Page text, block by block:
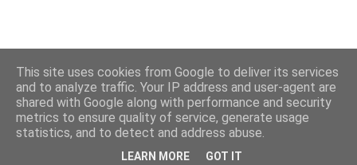
This site uses cookies from Google to deliver its services
and to analyze traffic. Your IP address and user-agent are
shared with Google along with performance and security
metrics to ensure quality of service, generate usage
statistics, and to detect and address abuse.
LEARN MORE GOT IT